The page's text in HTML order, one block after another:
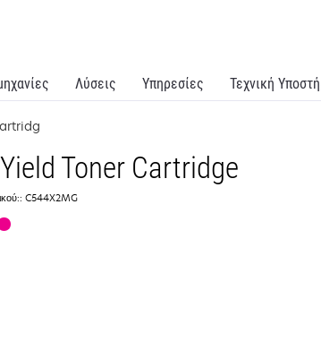
Λύσεις Υπηρεσίες Τεχνική
Toner Cartridge
C544X2MG